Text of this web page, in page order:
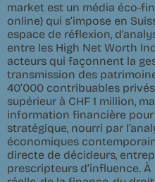
market est un média éco-
online) qui s’impose en
espace de réflexion,
entre les High Net Worth
acteurs qui façonnent la
transmission des
40’000 contribuables
supérieur à CHF 1 million,
information financière
stratégique, nourri par
économiques
directe de décideurs,
prescripteurs d’influence.